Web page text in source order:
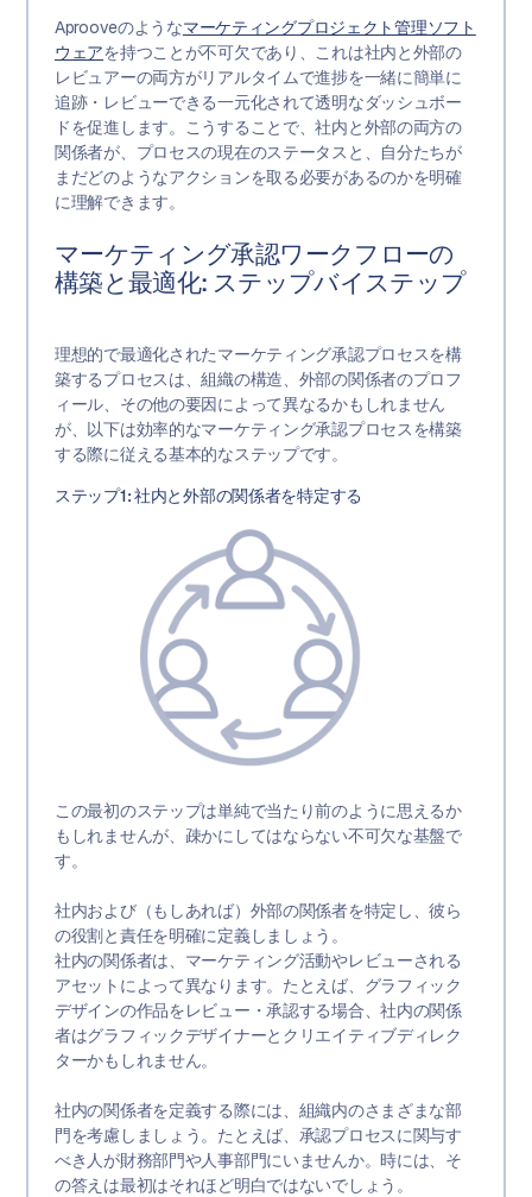
Aprooveのようなマーケティングプロジェクト管理ソフト
ウェアを持つことが不可欠であり、これは社内と外部の
レビュアーの両方がリアルタイムで進捗を一緒に簡単に
追跡・レビューできる一元化されて透明なダッシュボー
ドを促進します。こうすることで、社内と外部の両方の
関係者が、プロセスの現在のステータスと、自分たちが
まだどのようなアクションを取る必要があるのかを明確
に理解できます。
マーケティング承認ワークフローの
構築と最適化: ステップバイステップ
理想的で最適化されたマーケティング承認プロセスを構
築するプロセスは、組織の構造、外部の関係者のプロフ
ィール、その他の要因によって異なるかもしれません
が、以下は効率的なマーケティング承認プロセスを構築
する際に従える基本的なステップです。
ステップ1: 社内と外部の関係者を特定する
この最初のステップは単純で当たり前のように思えるか
もしれませんが、疎かにしてはならない不可欠な基盤で
す。
社内および（もしあれば）外部の関係者を特定し、彼ら
の役割と責任を明確に定義しましょう。
社内の関係者は、マーケティング活動やレビューされる
アセットによって異なります。たとえば、グラフィック
デザインの作品をレビュー・承認する場合、社内の関係
者はグラフィックデザイナーとクリエイティブディレク
ターかもしれません。
社内の関係者を定義する際には、組織内のさまざまな部
門を考慮しましょう。たとえば、承認プロセスに関与す
べき人が財務部門や人事部門にいませんか。時には、そ
の答えは最初はそれほど明白ではないでしょう。